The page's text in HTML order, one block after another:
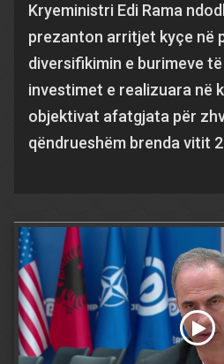
Kryeministri Edi Rama
prezanton arritjet kyçe në
diversifikimin e burimeve
investimet e realizuara në
objektivat afatgjata për
qëndrueshëm brenda vitit